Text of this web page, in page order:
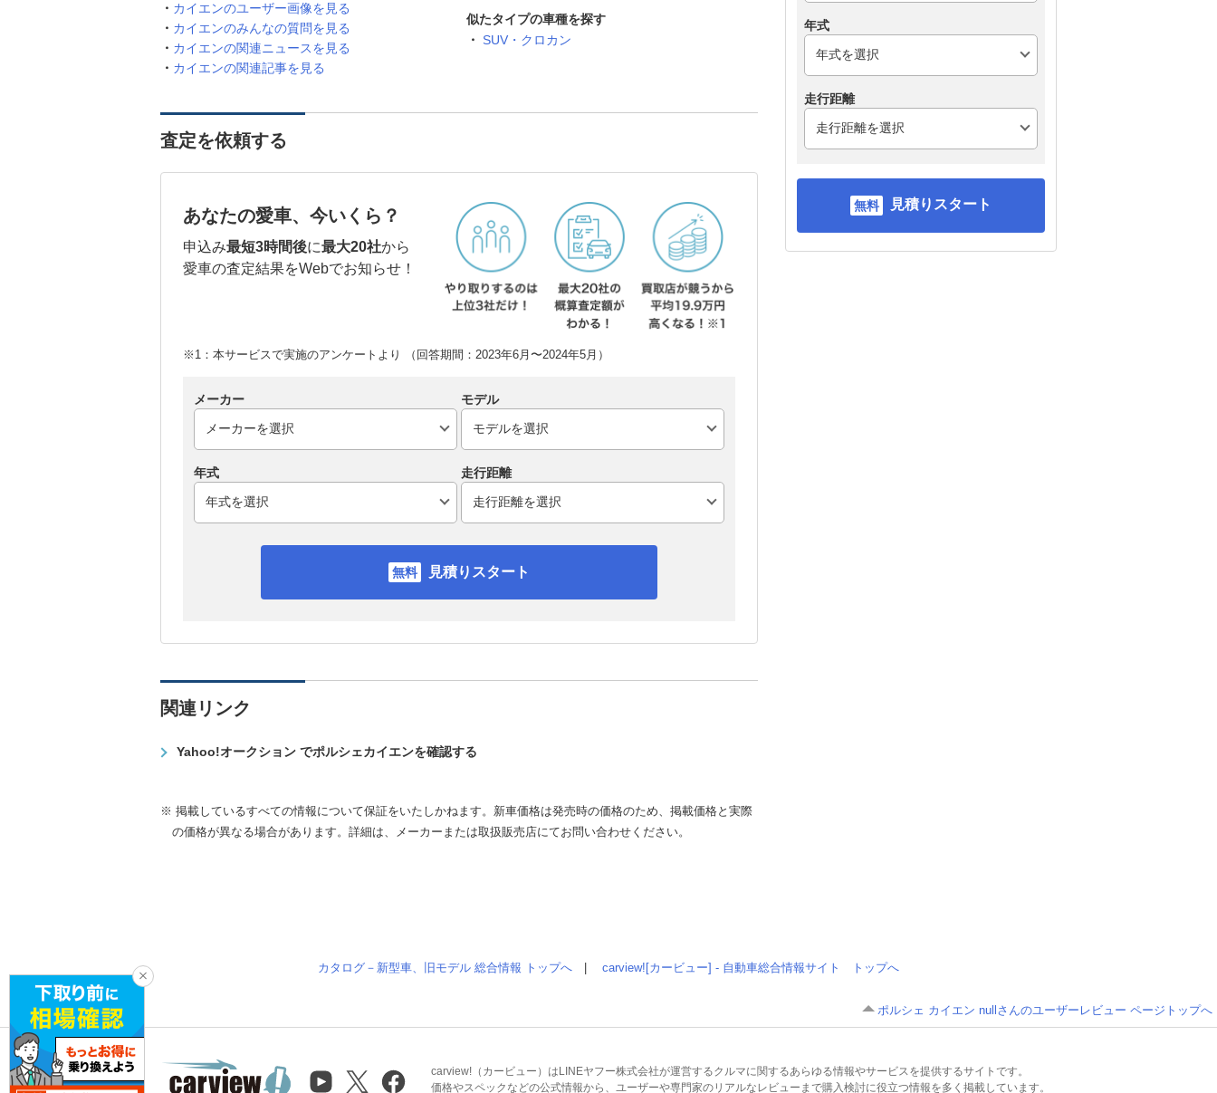
カイエンのユーザー画像を見る
カイエンのみんなの質問を見る
カイエンの関連ニュースを見る
カイエンの関連記事を見る
似たタイプの車種を探す
SUV・クロカン
査定を依頼する
あなたの愛車、今いくら？
申込み最短3時間後に最大20社から
愛車の査定結果をWebでお知らせ！
※1：本サービスで実施のアンケートより （回答期間：2023年6月〜2024年5月）
メーカー モデル
年式 走行距離
見積りスタート
関連リンク
Yahoo!オークション でポルシェカイエンを確認する
※ 掲載しているすべての情報について保証をいたしかねます。新車価格は発売時の価格のため、掲載価格と実際
の価格が異なる場合があります。詳細は、メーカーまたは取扱販売店にてお問い合わせください。
年式
走行距離
見積りスタート
カタログ－新型車、旧モデル 総合情報 トップへ carview![カービュー] - 自動車総合情報サイト トップへ
ポルシェ カイエン nullさんのユーザーレビュー ページトップへ
carview!（カービュー）はLINEヤフー株式会社が運営するクルマに関するあらゆる情報やサービスを提供するサイトです。
価格やスペックなどの公式情報から、ユーザーや専門家のリアルなレビューまで購入検討に役立つ情報を多く掲載しています。